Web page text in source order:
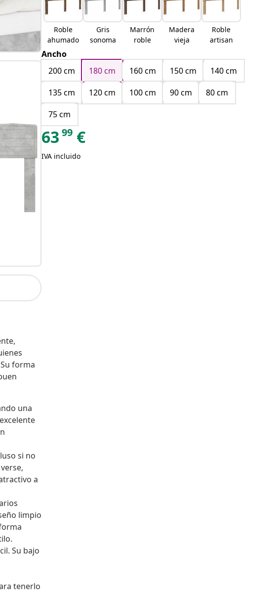
forma
una
si no
a
limpio
Su bajo
tenerlo
Roble
ahumado
Gris
sonoma
Marrón
roble
Madera
vieja
Roble
artisan
Ancho
200 cm
180 cm 160 cm 150 cm
140 cm
135 cm
120 cm 100 cm 90 cm
80 cm
75 cm
63 99 €
IVA incluido